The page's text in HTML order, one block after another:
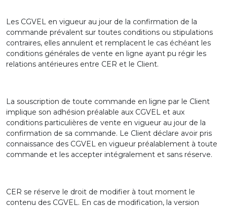
Les CGVEL en vigueur au jour de la confirmation de la
commande prévalent sur toutes conditions ou stipulations
contraires, elles annulent et remplacent le cas échéant les
conditions générales de vente en ligne ayant pu régir les
relations antérieures entre CER et le Client.
La souscription de toute commande en ligne par le Client
implique son adhésion préalable aux CGVEL et aux
conditions particulières de vente en vigueur au jour de la
confirmation de sa commande. Le Client déclare avoir pris
connaissance des CGVEL en vigueur préalablement à toute
commande et les accepter intégralement et sans réserve.
CER se réserve le droit de modifier à tout moment le
contenu des CGVEL. En cas de modification, la version